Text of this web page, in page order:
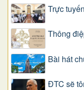
Trực
Thông
Bài hát
ĐTC sẽ